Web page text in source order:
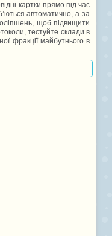
картки прямо під час
автоматично, а за
щоб підвищити
тестуйте склади в
фракції майбутнього в